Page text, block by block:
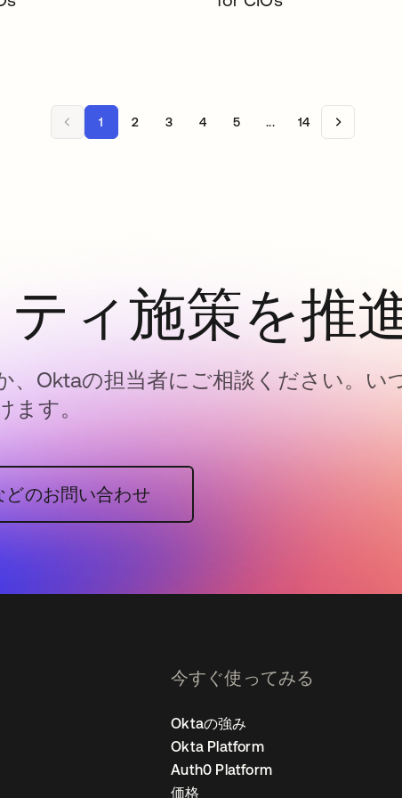
1 2 3 4 5 ... 14
ィ施策を推
、Oktaの担当者にご相談ください。い
ます。
どのお問い合わせ
今すぐ使ってみる
Oktaの強み
Okta Platform
Auth0 Platform
価格